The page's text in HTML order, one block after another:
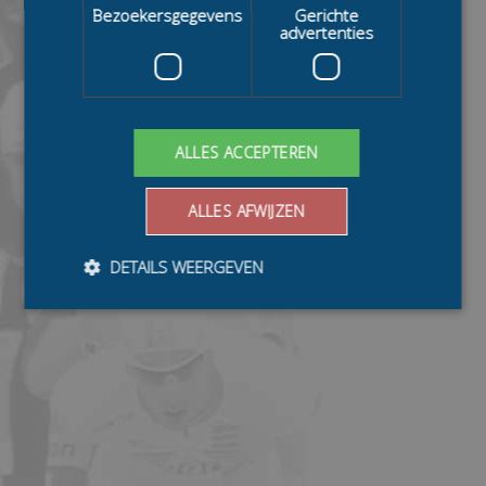
Bezoekersgegevens
Gerichte
advertenties
ALLES ACCEPTEREN
ALLES AFWIJZEN
DETAILS WEERGEVEN